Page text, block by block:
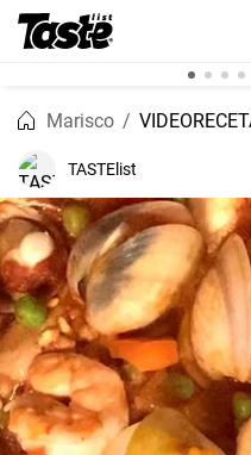
Marisco
TASTElist